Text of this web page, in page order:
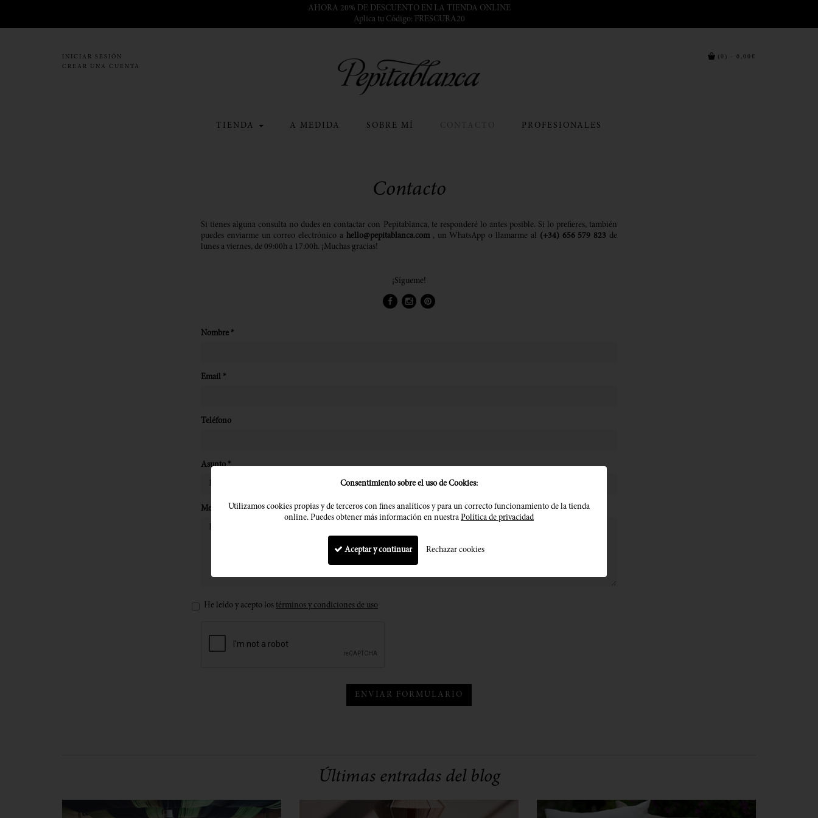
AHORA 20% DE DESCUENTO EN LA TIENDA ONLINE
Aplica tu Código: FRESCURA20
INICIAR SESIÓN
CREAR UNA CUENTA
(0) - 0,00€
TIENDA A MEDIDA SOBRE MÍ CONTACTO PROFESIONALES
Contacto
Si tienes alguna consulta no dudes en contactar con Pepitablanca, te responderé lo antes posible. Si lo prefieres, también
puedes enviarme un correo electrónico a hello@pepitablanca.com , un WhatsApp o llamarme al (+34) 656 579 823 de
lunes a viernes, de 09:00h a 17:00h. ¡Muchas gracias!
¡Sígueme!
Nombre *
Email *
Teléfono
Asunto *
Mensaje *
He leído y acepto los términos y condiciones de uso
ENVIAR FORMULARIO
Últimas entradas del blog
Consentimiento sobre el uso de Cookies:
Utilizamos cookies propias y de terceros con fines analíticos y para un correcto funcionamiento de la tienda
online. Puedes obtener más información en nuestra Política de privacidad
Aceptar y continuar Rechazar cookies